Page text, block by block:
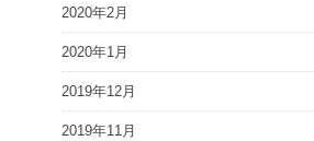
2020年2月
2020年1月
2019年12月
2019年11月